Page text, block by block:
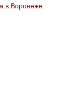
в Воронеже